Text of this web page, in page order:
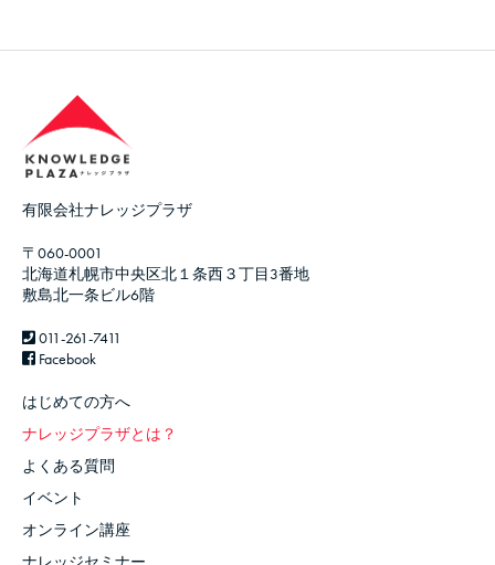
有限会社ナレッジプラザ
〒060-0001
北海道札幌市中央区北１条西３丁目3番地
敷島北一条ビル6階
011-261-7411
Facebook
はじめての方へ
ナレッジプラザとは？
よくある質問
イベント
オンライン講座